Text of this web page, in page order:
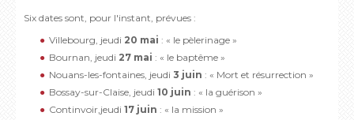
Six dates sont, pour l'instant, prévues :
Villebourg, jeudi 20 mai : « le pèlerinage »
Bournan, jeudi 27 mai : « le baptême »
Nouans-les-fontaines, jeudi 3 juin : « Mort et résurrection »
Bossay-sur-Claise, jeudi 10 juin : « la guérison »
Continvoir,jeudi 17 juin : « la mission »